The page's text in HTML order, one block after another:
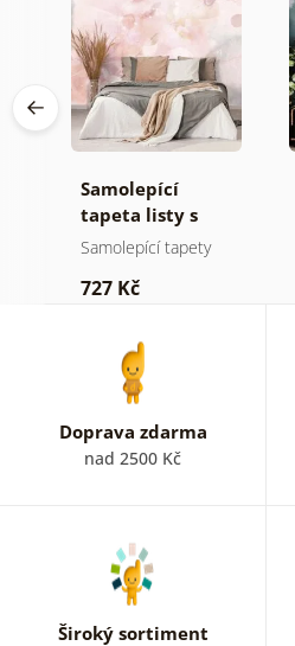
Samolepící
tapeta listy s
pastelovým
Samolepící tapety
727 Kč
Doprava zdarma
nad 2500 Kč
Široký sortiment